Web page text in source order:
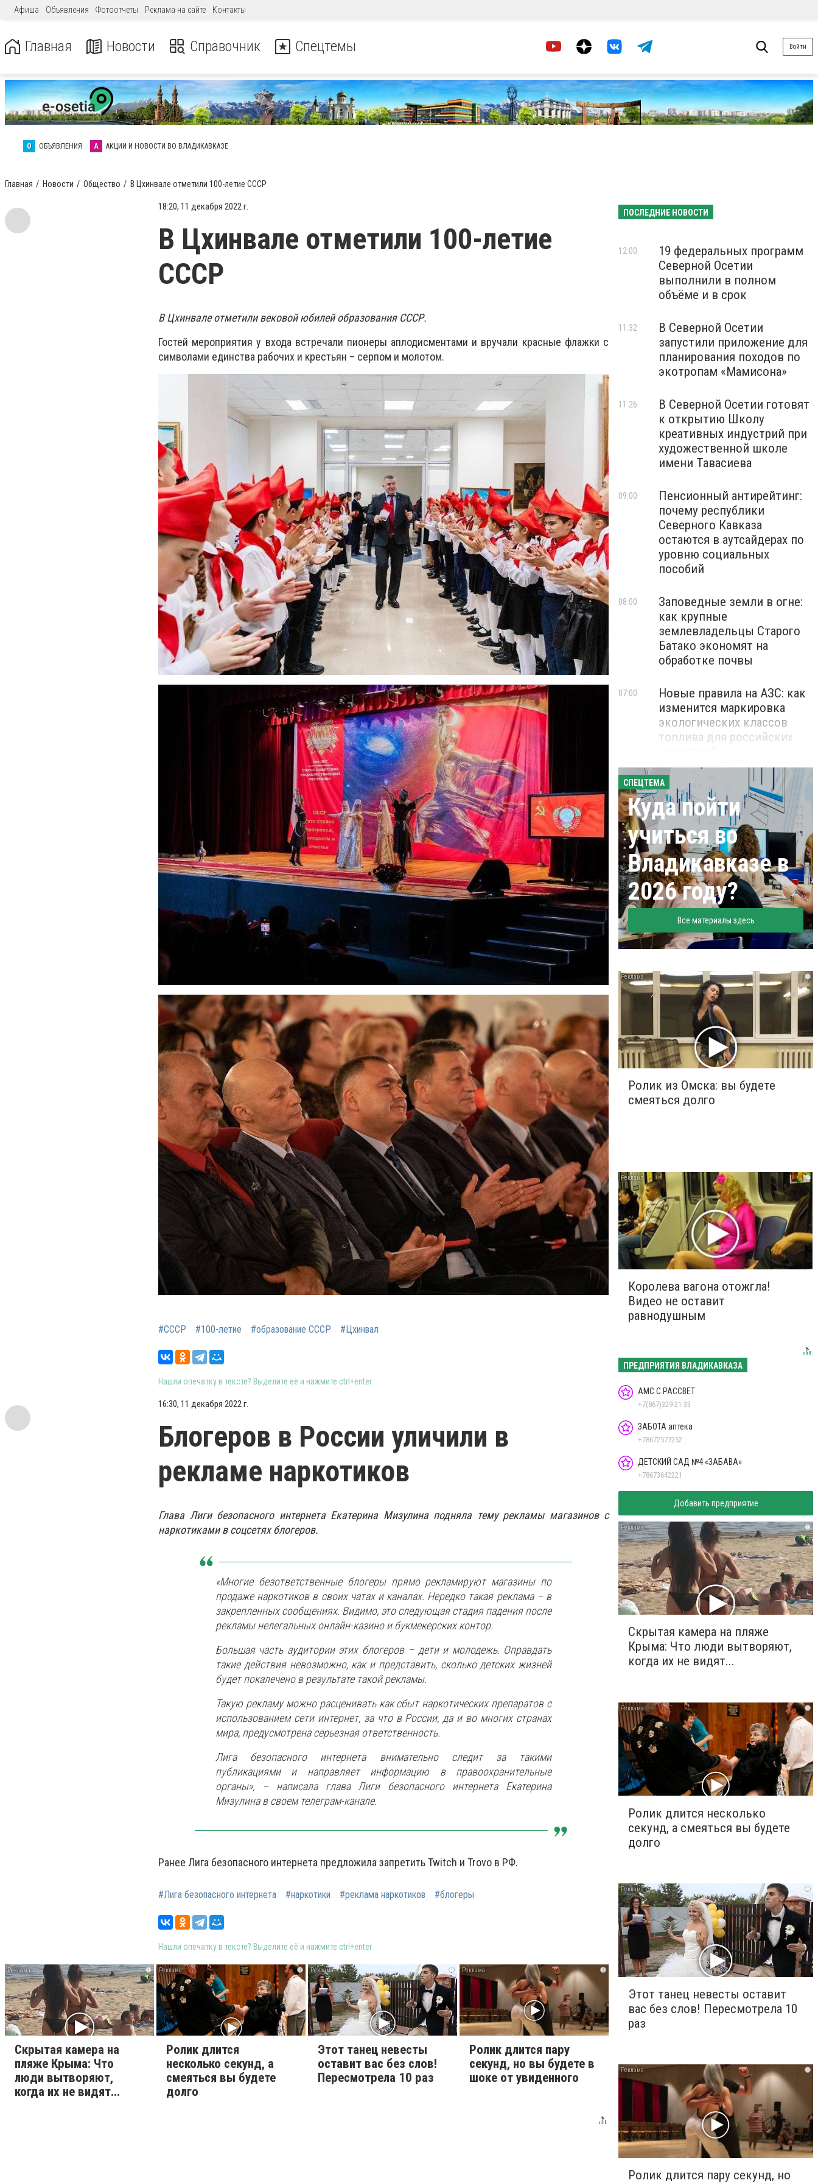
Афиша Объявления Фотоотчеты Реклама на сайте Контакты
Главная Новости Справочник Спецтемы Войти
О ОБЪЯВЛЕНИЯ А АКЦИИ И НОВОСТИ ВО ВЛАДИКАВКАЗЕ
Главная Новости Общество В Цхинвале отметили 100-летие СССР
18:20, 11 декабря 2022 г.
В Цхинвале отметили 100-летие
СССР
В Цхинвале отметили вековой юбилей образования СССР.
Гостей мероприятия у входа встречали пионеры аплодисментами и вручали красные флажки с
символами единства рабочих и крестьян – серпом и молотом.
#СССР #100-летие #образование СССР #Цхинвал
Нашли опечатку в тексте? Выделите её и нажмите ctrl+enter
16:30, 11 декабря 2022 г.
Блогеров в России уличили в
рекламе наркотиков
Глава Лиги безопасного интернета Екатерина Мизулина подняла тему рекламы магазинов с
наркотиками в соцсетях блогеров.
«Многие безответственные блогеры прямо рекламируют магазины по
продаже наркотиков в своих чатах и каналах. Нередко такая реклама – в
закрепленных сообщениях. Видимо, это следующая стадия падения после
рекламы нелегальных онлайн-казино и букмекерских контор.
Большая часть аудитории этих блогеров – дети и молодежь. Оправдать
такие действия невозможно, как и представить, сколько детских жизней
будет покалечено в результате такой рекламы.
Такую рекламу можно расценивать как сбыт наркотических препаратов с
использованием сети интернет, за что в России, да и во многих странах
мира, предусмотрена серьезная ответственность.
Лига безопасного интернета внимательно следит за такими
публикациями и направляет информацию в правоохранительные
органы», – написала глава Лиги безопасного интернета Екатерина
Мизулина в своем телеграм-канале.
Ранее Лига безопасного интернета предложила запретить Twitch и Trovo в РФ.
#Лига безопасного интернета #наркотики #реклама наркотиков #блогеры
Нашли опечатку в тексте? Выделите её и нажмите ctrl+enter
i
Скрытая камера на
пляже Крыма: Что
люди вытворяют,
когда их не видят...
i
Ролик длится
несколько секунд, а
смеяться вы будете
долго
i
Этот танец невесты
оставит вас без слов!
Пересмотрела 10 раз
i
Ролик длится пару
секунд, но вы будете в
шоке от увиденного
ПОСЛЕДНИЕ НОВОСТИ
19 федеральных программ
Северной Осетии
выполнили в полном
объёме и в срок
12:00
В Северной Осетии
запустили приложение для
планирования походов по
экотропам «Мамисона»
11:32
В Северной Осетии готовят
к открытию Школу
креативных индустрий при
художественной школе
имени Тавасиева
11:26
Пенсионный антирейтинг:
почему республики
Северного Кавказа
остаются в аутсайдерах по
уровню социальных
пособий
09:00
Заповедные земли в огне:
как крупные
землевладельцы Старого
Батако экономят на
обработке почвы
08:00
Новые правила на АЗС: как
изменится маркировка
экологических классов
топлива для российских
07:00
СПЕЦТЕМА
Куда пойти
учиться во
Владикавказе в
2026 году?
Все материалы здесь
i
Ролик из Омска: вы будете
смеяться долго
i
Королева вагона отожгла!
Видео не оставит
равнодушным
ПРЕДПРИЯТИЯ ВЛАДИКАВКАЗА
АМС С.РАССВЕТ
+7(867)329-21-33
ЗАБОТА аптека
+78672577252
ДЕТСКИЙ САД №4 «ЗАБАВА»
+78673642221
Добавить предприятие
i
Скрытая камера на пляже
Крыма: Что люди вытворяют,
когда их не видят...
i
Ролик длится несколько
секунд, а смеяться вы будете
долго
i
Этот танец невесты оставит
вас без слов! Пересмотрела 10
раз
i
Ролик длится пару секунд, но